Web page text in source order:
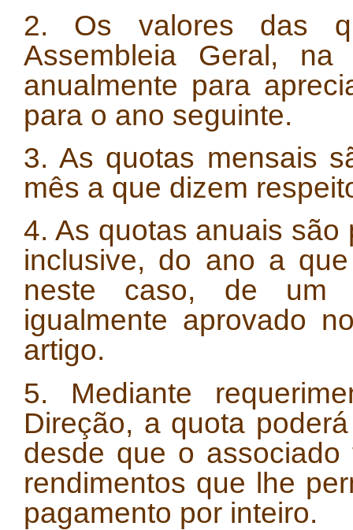
2. Os valores das
Assembleia Geral,
anualmente para
para o ano seguinte.
3. As quotas mensais
mês a que dizem
4. As quotas anuais
inclusive, do ano a
neste caso, de um
igualmente aprovado
artigo.
5. Mediante
Direção, a quota
desde que o
rendimentos que lhe
pagamento por inteiro.